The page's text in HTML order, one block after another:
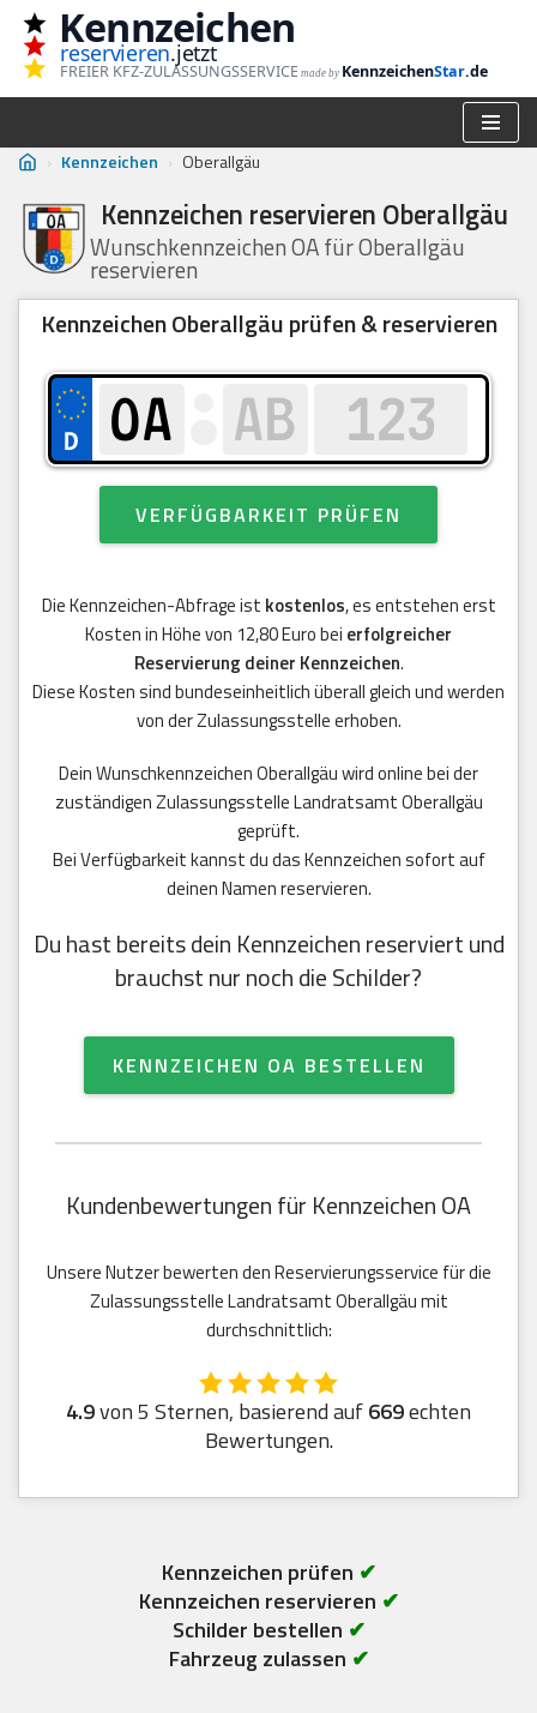
Zum
Inhalt
Kennzeichen
reservieren.jetzt
FREIER KFZ-ZULASSUNGSSERVICE made by KennzeichenStar.de
› Kennzeichen › Oberallgäu
Kennzeichen reservieren Oberallgäu
Wunschkennzeichen OA für Oberallgäu
reservieren
Kennzeichen Oberallgäu prüfen & reservieren
VERFÜGBARKEIT PRÜFEN
Die Kennzeichen-Abfrage ist kostenlos, es entstehen erst
Kosten in Höhe von 12,80 Euro bei erfolgreicher
Reservierung deiner Kennzeichen.
Diese Kosten sind bundeseinheitlich überall gleich und werden
von der Zulassungsstelle erhoben.
Dein Wunschkennzeichen Oberallgäu wird online bei der
zuständigen Zulassungsstelle Landratsamt Oberallgäu
geprüft.
Bei Verfügbarkeit kannst du das Kennzeichen sofort auf
deinen Namen reservieren.
Du hast bereits dein Kennzeichen reserviert und
brauchst nur noch die Schilder?
KENNZEICHEN OA BESTELLEN
Kundenbewertungen für Kennzeichen OA
Unsere Nutzer bewerten den Reservierungsservice für die
Zulassungsstelle Landratsamt Oberallgäu mit
durchschnittlich:
4.9von 5 Sternen, basierend auf669echten
Bewertungen.
Kennzeichen prüfen ✔
Kennzeichen reservieren ✔
Schilder bestellen ✔
Fahrzeug zulassen ✔